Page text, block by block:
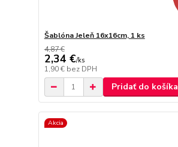
Šablóna Jeleň 16x16cm, 1 ks
4,87 €
2,34 €/ks
1,90 € bez DPH
Pridať do košíka
Akcia